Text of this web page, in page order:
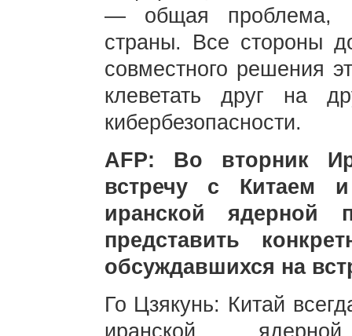
— общая проблема, с
страны. Все стороны
совместного решения
клеветать друг на
кибербезопасности.
AFP: Во вторник
встречу с Китаем
иранской
представить
обсуждавшихся на
Го Цзякунь: Китай
иранской